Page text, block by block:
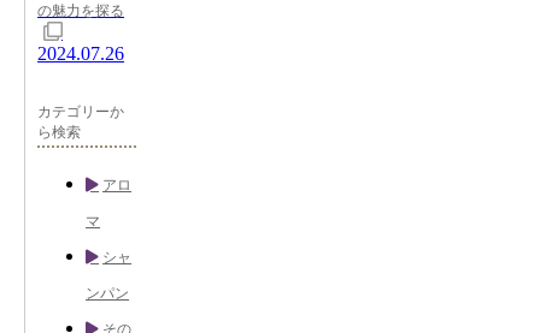
の魅力を探る
2024.07.26
カテゴリーか
ら検索
アロ
マ
シャ
ンパン
その